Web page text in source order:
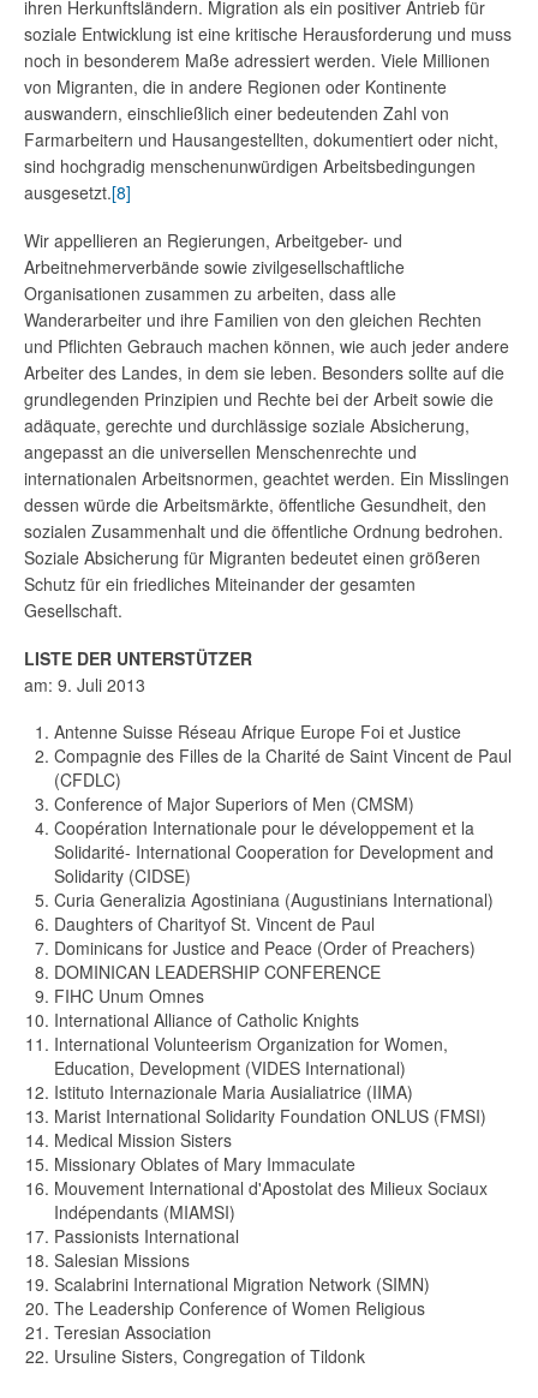
ihren Herkunftsländern. Migration als ein positiver Antrieb für
soziale Entwicklung ist eine kritische Herausforderung und muss
noch in besonderem Maße adressiert werden. Viele Millionen
von Migranten, die in andere Regionen oder Kontinente
auswandern, einschließlich einer bedeutenden Zahl von
Farmarbeitern und Hausangestellten, dokumentiert oder nicht,
sind hochgradig menschenunwürdigen Arbeitsbedingungen
ausgesetzt.[8]
Wir appellieren an Regierungen, Arbeitgeber- und
Arbeitnehmerverbände sowie zivilgesellschaftliche
Organisationen zusammen zu arbeiten, dass alle
Wanderarbeiter und ihre Familien von den gleichen Rechten
und Pflichten Gebrauch machen können, wie auch jeder andere
Arbeiter des Landes, in dem sie leben. Besonders sollte auf die
grundlegenden Prinzipien und Rechte bei der Arbeit sowie die
adäquate, gerechte und durchlässige soziale Absicherung,
angepasst an die universellen Menschenrechte und
internationalen Arbeitsnormen, geachtet werden. Ein Misslingen
dessen würde die Arbeitsmärkte, öffentliche Gesundheit, den
sozialen Zusammenhalt und die öffentliche Ordnung bedrohen.
Soziale Absicherung für Migranten bedeutet einen größeren
Schutz für ein friedliches Miteinander der gesamten
Gesellschaft.
LISTE DER UNTERSTÜTZER
am: 9. Juli 2013
Antenne Suisse Réseau Afrique Europe Foi et Justice
Compagnie des Filles de la Charité de Saint Vincent de Paul
(CFDLC)
Conference of Major Superiors of Men (CMSM)
Coopération Internationale pour le développement et la
Solidarité- International Cooperation for Development and
Solidarity (CIDSE)
Curia Generalizia Agostiniana (Augustinians International)
Daughters of Charityof St. Vincent de Paul
Dominicans for Justice and Peace (Order of Preachers)
DOMINICAN LEADERSHIP CONFERENCE
FIHC Unum Omnes
International Alliance of Catholic Knights
International Volunteerism Organization for Women,
Education, Development (VIDES International)
Istituto Internazionale Maria Ausialiatrice (IIMA)
Marist International Solidarity Foundation ONLUS (FMSI)
Medical Mission Sisters
Missionary Oblates of Mary Immaculate
Mouvement International d'Apostolat des Milieux Sociaux
Indépendants (MIAMSI)
Passionists International
Salesian Missions
Scalabrini International Migration Network (SIMN)
The Leadership Conference of Women Religious
Teresian Association
Ursuline Sisters, Congregation of Tildonk